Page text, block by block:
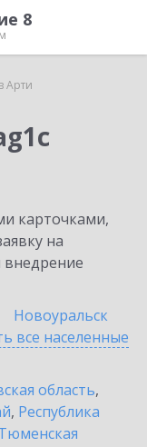
8
Арти
карточками,
на
Новоуральск
все населенные
область,
, Республика